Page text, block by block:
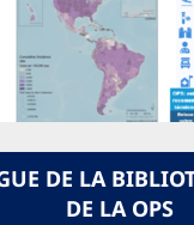
DE LA
DE LA OPS